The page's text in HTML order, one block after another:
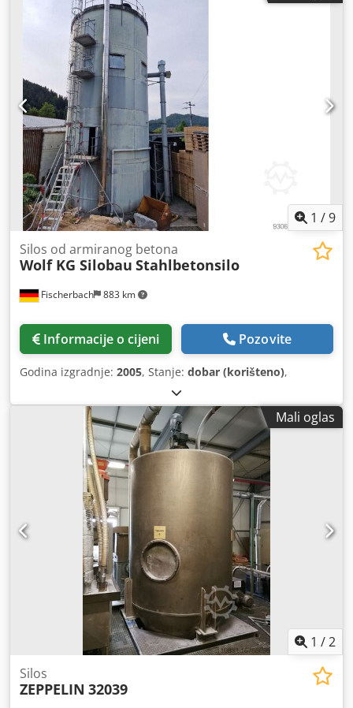
1 /9
Fischerbach 883 km
Silos od armiranog betona
Wolf KG Silobau Stahlbetonsilo
Informacije o cijeni Pozovite
Godina izgradnje: 2005, Stanje: dobar (korišteno),
Mali oglas
1 /2
Silos
ZEPPELIN 32039